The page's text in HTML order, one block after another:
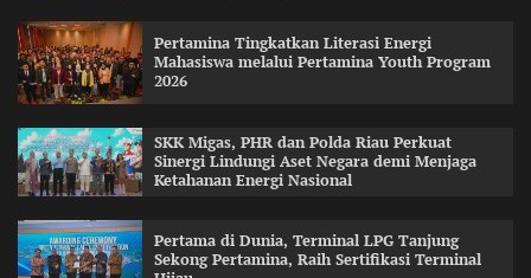
Pertamina Tingkatkan Literasi Energi
Mahasiswa melalui Pertamina Youth Program
2026
SKK Migas, PHR dan Polda Riau Perkuat
Sinergi Lindungi Aset Negara demi Menjaga
Ketahanan Energi Nasional
Pertama di Dunia, Terminal LPG Tanjung
Sekong Pertamina, Raih Sertifikasi Terminal